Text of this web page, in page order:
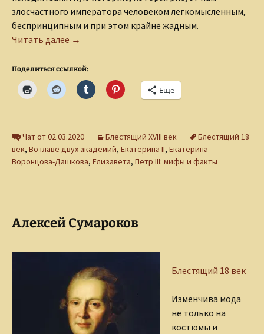
злосчастного императора человеком легкомысленным,
беспринципным и при этом крайне жадным.
Читать далее Петр III и сербский скандал
→
Поделиться ссылкой:
Ещё
Чат от 02.03.2020 Блестящий XVIII век
Блестящий 18
век, Во главе двух академий, Екатерина II, Екатерина
Воронцова-Дашкова, Елизавета, Петр III: мифы и факты
Алексей Сумароков
Блестящий 18 век
Изменчива мода
не только на
костюмы и